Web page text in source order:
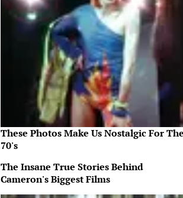
These Photos Make Us Nostalgic For The
70's
The Insane True Stories Behind
Cameron's Biggest Films